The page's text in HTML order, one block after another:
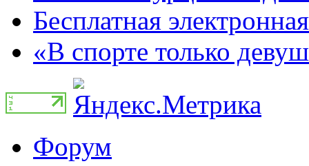
Бесплатная
«В спорте только
Форум